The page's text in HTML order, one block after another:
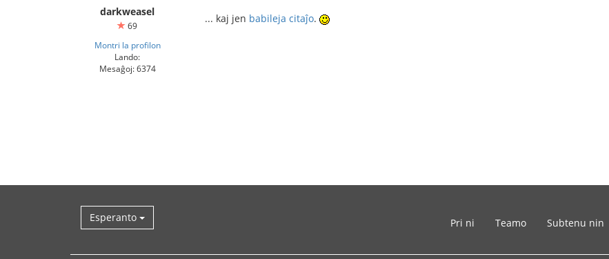
darkweasel
69
Montri la profilon
Lando:
Mesaĝoj: 6374
... kaj jen babileja citaĵo.
Esperanto Pri ni Teamo Subtenu nin